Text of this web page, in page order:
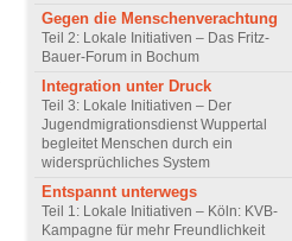
Gegen die Menschenverachtung
Teil 2: Lokale Initiativen – Das Fritz-
Bauer-Forum in Bochum
Integration unter Druck
Teil 3: Lokale Initiativen – Der
Jugendmigrationsdienst Wuppertal
begleitet Menschen durch ein
widersprüchliches System
Entspannt unterwegs
Teil 1: Lokale Initiativen – Köln: KVB-
Kampagne für mehr Freundlichkeit